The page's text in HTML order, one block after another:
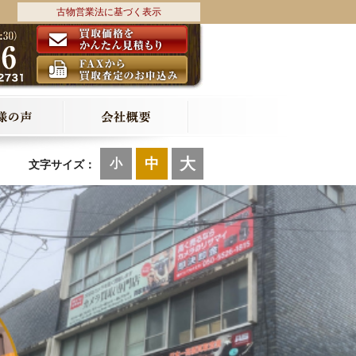
古物営業法に基づく表示
文字サイズ： 小 中 大